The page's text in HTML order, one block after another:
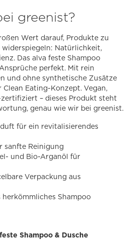
greenist?
Wert darauf, Produkte zu
widerspiegeln: Natürlichkeit,
Das alva feste Shampoo
perfekt. Mit rein
und ohne synthetische Zusätze
Eating-Konzept. Vegan,
– dieses Produkt steht
genau wie wir bei greenist.
für ein revitalisierendes
sanfte Reinigung
und Bio-Arganöl für
Verpackung aus
Shampoo
Shampoo & Dusche